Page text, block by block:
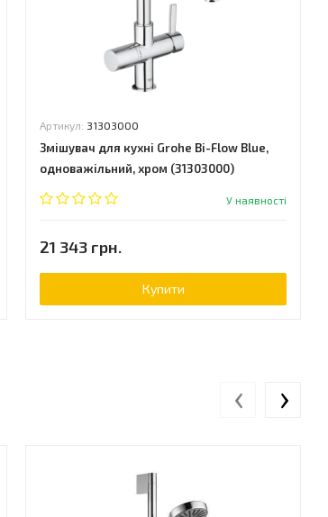
Артикул: 31303000
Змішувач для кухні Grohe Bi-Flow Blue,
одноважільний, хром (31303000)
У наявності
21 343 грн.
Купити
‹ ›